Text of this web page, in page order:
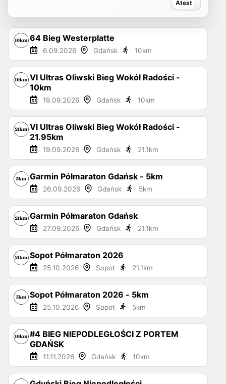
64 Bieg Westerplatte
6.09.2026 Gdańsk 10km
VI Ultras Oliwski Bieg Wokół Radości -
10km
19.09.2026 Gdańsk 10km
VI Ultras Oliwski Bieg Wokół Radości -
21.95km
19.09.2026 Gdańsk 21.1km
Garmin Półmaraton Gdańsk - 5km
26.09.2026 Gdańsk 5km
Garmin Półmaraton Gdańsk
27.09.2026 Gdańsk 21.1km
Sopot Półmaraton 2026
25.10.2026 Sopot 21.1km
Sopot Półmaraton 2026 - 5km
25.10.2026 Sopot 5km
#4 BIEG NIEPODLEGŁOŚCI Z PORTEM
GDAŃSK
11.11.2026 Gdańsk 10km